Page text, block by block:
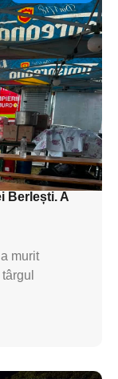
pentru
Berlești. A
murit